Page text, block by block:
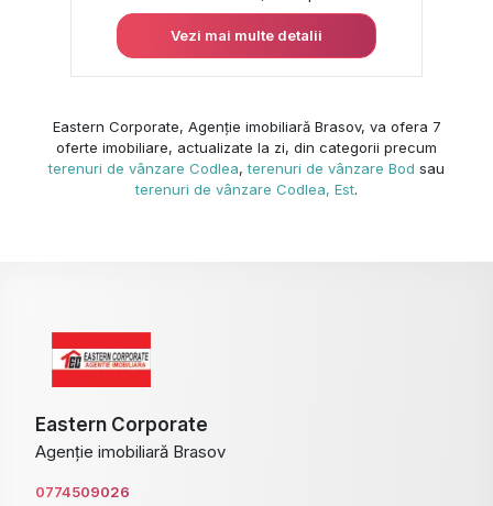
Vezi mai multe detalii
Eastern Corporate, Agenție imobiliară Brasov, va ofera 7
oferte imobiliare, actualizate la zi, din categorii precum
terenuri de vânzare Codlea,terenuri de vânzare Bod sau
terenuri de vânzare Codlea, Est.
Eastern Corporate
Agenție imobiliară Brasov
0774509026